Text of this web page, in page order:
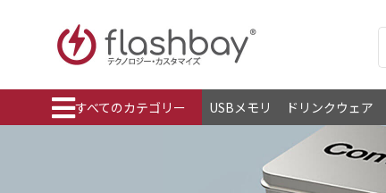
すべてのカテゴリー USBメモリ ドリンクウェア